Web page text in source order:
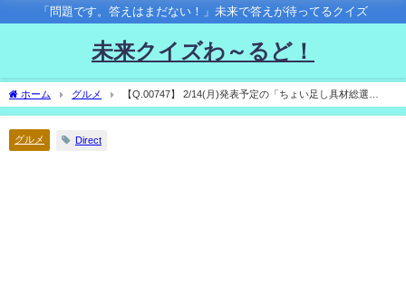
「問題です。答えはまだない！」未来で答えが待ってるクイズ
未来クイズわ～るど！
ホーム グルメ
【Q.00747】 2/14(月)発表予定の「ちょい足し具材総選
挙」。 最も得票数の多い推し具材は？
グルメ Direct